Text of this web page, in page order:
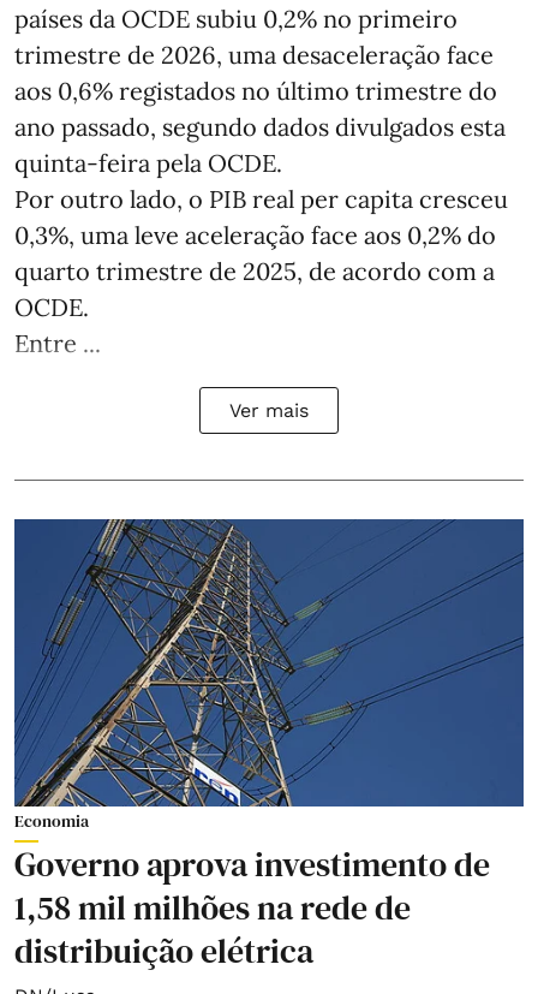
países da OCDE subiu 0,2% no primeiro
trimestre de 2026, uma desaceleração face
aos 0,6% registados no último trimestre do
ano passado, segundo dados divulgados esta
quinta-feira pela OCDE.
Por outro lado, o PIB real per capita cresceu
0,3%, uma leve aceleração face aos 0,2% do
quarto trimestre de 2025, de acordo com a
OCDE.
Entre ...
Ver mais
Economia
Governo aprova investimento de
1,58 mil milhões na rede de
distribuição elétrica